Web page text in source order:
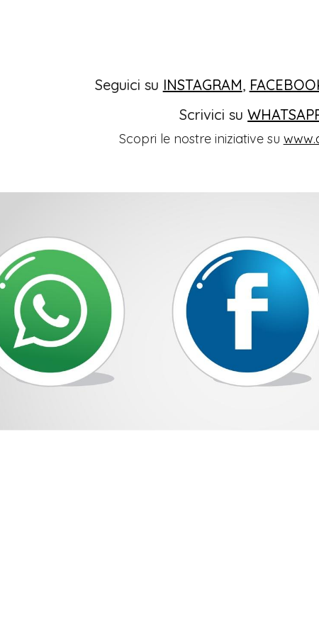
Seguici su INSTAGRAM,
Scrivici su
Scopri le nostre iniziative su